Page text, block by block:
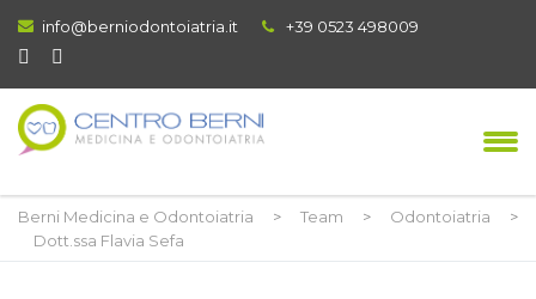
info@berniodontoiatria.it +39 0523 498009
Berni Medicina e Odontoiatria > Team > Odontoiatria
>
Dott.ssa Flavia Sefa